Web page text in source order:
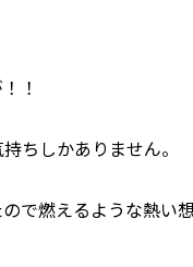
！
ちしかありません。
で燃えるような熱い